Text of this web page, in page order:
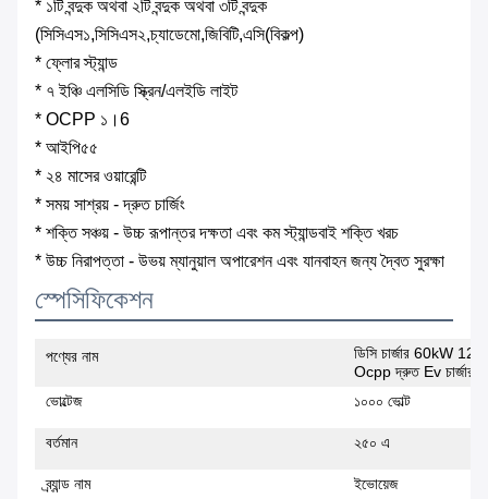
* ১টি বন্দুক অথবা ২টি বন্দুক অথবা ৩টি বন্দুক
(সিসিএস১,সিসিএস২,চ্যাডেমো,জিবিটি,এসি(বিকল্প)
* ফ্লোর স্ট্যান্ড
* ৭ ইঞ্চি এলসিডি স্ক্রিন/এলইডি লাইট
* OCPP ১।6
* আইপি৫৫
* ২৪ মাসের ওয়ারেন্টি
* সময় সাশ্রয় - দ্রুত চার্জিং
* শক্তি সঞ্চয় - উচ্চ রূপান্তর দক্ষতা এবং কম স্ট্যান্ডবাই শক্তি খরচ
* উচ্চ নিরাপত্তা - উভয় ম্যানুয়াল অপারেশন এবং যানবাহন জন্য দ্বৈত সুরক্ষা
স্পেসিফিকেশন
পণ্যের নাম
ডিসি চার্জার 60kW
Ocpp দ্রুত Ev চার্জার
ভোল্টেজ
১০০০ ভোল্ট
বর্তমান ২৫০ এ
ব্র্যান্ড নাম ইভোয়েজ